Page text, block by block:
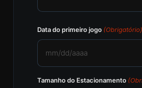
Data do primeiro jogo (Obrigatório)
DD
Tamanho do Estacionamento